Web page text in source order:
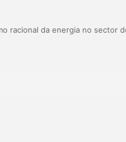
racional da energia no sector